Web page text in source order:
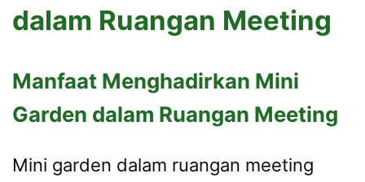
dalam Ruangan Meeting
Manfaat Menghadirkan Mini
Garden dalam Ruangan Meeting
Mini garden dalam ruangan meeting